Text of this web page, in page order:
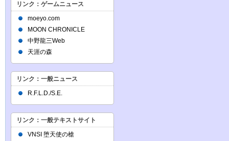
リンク：ゲームニュース
moeyo.com
MOON CHRONICLE
中野龍三Web
天涯の森
リンク：一般ニュース
R.F.L.D./S.E.
リンク：一般テキストサイト
VNSI 堕天使の槍